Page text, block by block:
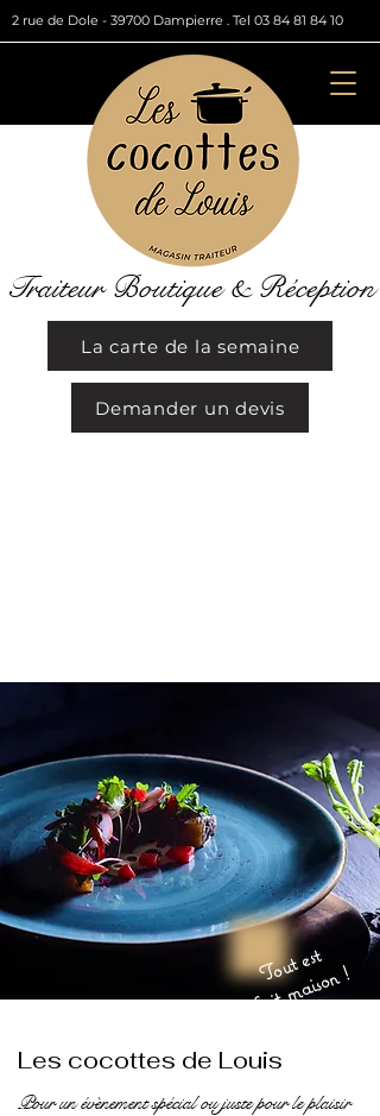
2 rue de Dole - 39700 Dampierre . Tel 03 84 81 84 10
Traiteur Boutique & Réception
La carte de la semaine
Demander un devis
Tout est
fait maison !
Les cocottes de Louis
Pour un évènement spécial ou juste pour le plaisir